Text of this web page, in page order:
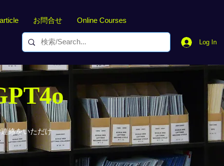
article お問合せ Online Courses
Log In
絡をいただけ